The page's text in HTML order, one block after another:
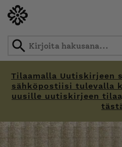
Tilaamalla Uutiskirjeen
sähköpostiisi tulevalla
uusille uutiskirjeen